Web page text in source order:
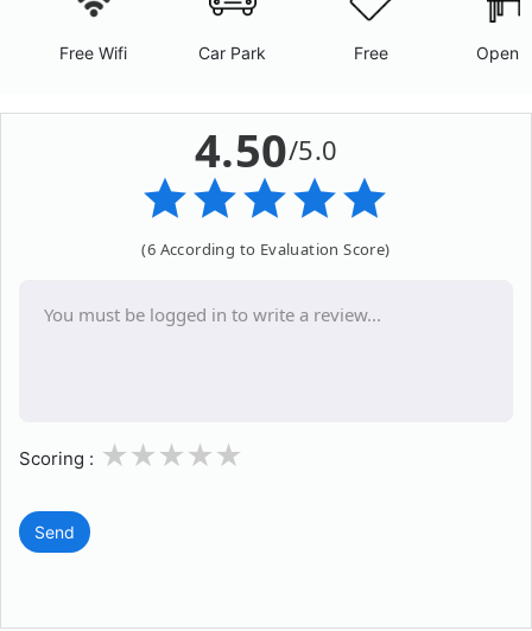
Free Wifi Car Park Free Open
4.50/5.0
(6 According to Evaluation Score)
Scoring : 3
2
1
Send